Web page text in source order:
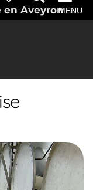
en AveyronMENU